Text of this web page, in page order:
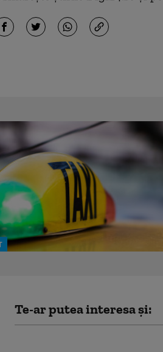
Te-ar putea interesa și: